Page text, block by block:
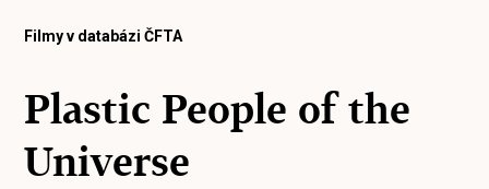
Filmy v databázi ČFTA
Plastic People of the
Universe